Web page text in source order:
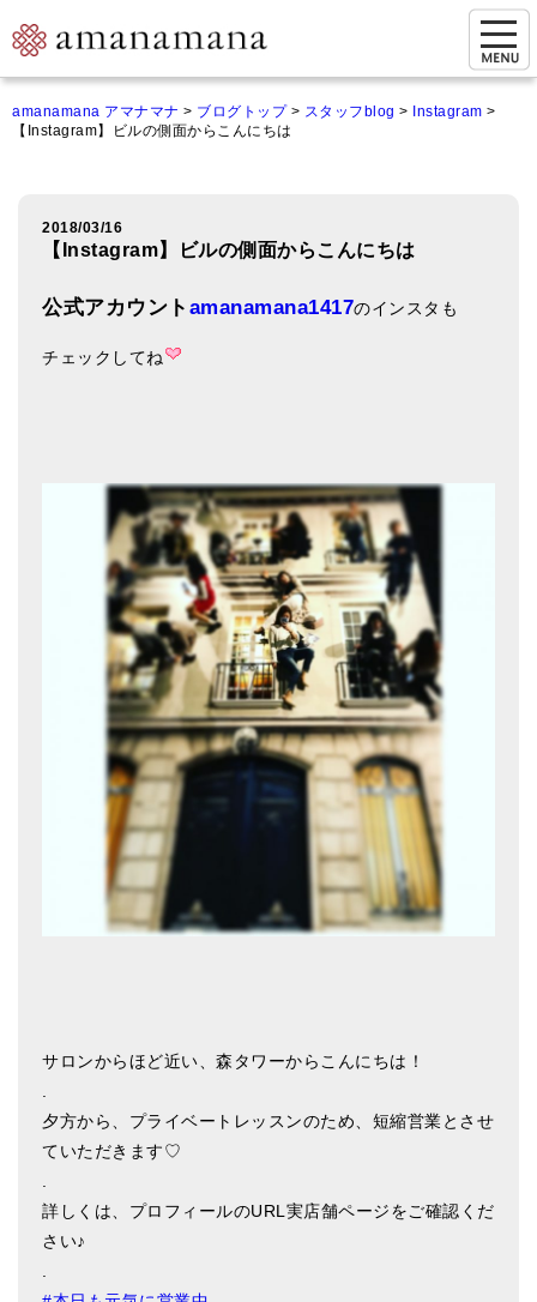
ご来店&購入
オンライン相談&購入
カートを見る
アマナマナのシンギングボウル
チベット・シンギングボウル
新・鍛造スペシャル
マンダラ彫（黒・渋金）
人気の3点セット
お得なアマナマナ・セット
特大シンギングボウル・特殊柄
スティック・マレット・リング（台座）
ベーシック・ティンシャ（4種）
チベット・真マントラ香
お香定期購入（ラクとくサブスク）
チベット高僧のオラクルカード
amanamana アマナマナ > ブログトップ> スタッフblog > Instagram >
【Instagram】ビルの側面からこんにちは
2018/03/16
【Instagram】ビルの側面からこんにちは
公式アカウント amanamana1417のインスタも
チェックしてね
サロンからほど近い、森タワーからこんにちは！
夕方から、プライベートレッスンのため、短縮営業とさせ
ていただきます♡
詳しくは、プロフィールのURL実店舗ページをご確認くだ
さい♪